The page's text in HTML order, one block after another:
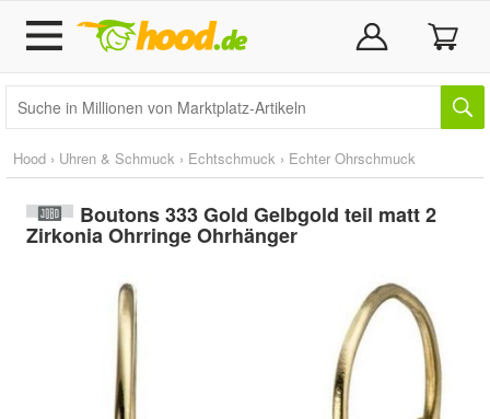
Hood › Uhren & Schmuck › Echtschmuck › Echter Ohrschmuck
Boutons 333 Gold Gelbgold teil matt 2
Zirkonia Ohrringe Ohrhänger